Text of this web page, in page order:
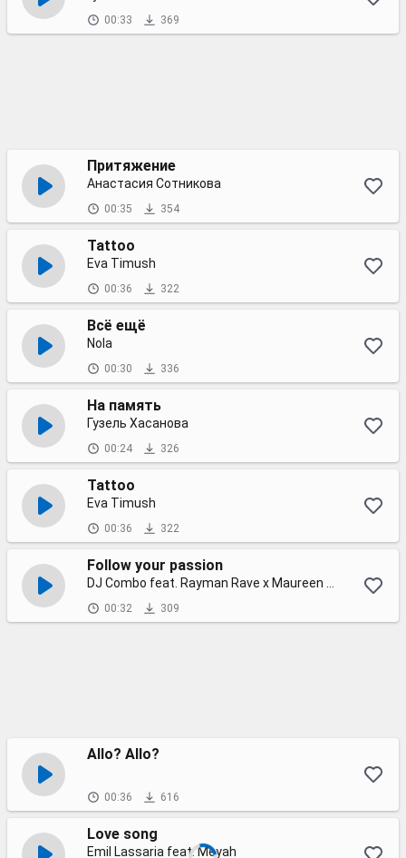
00:33 369
Притяжение
Анастасия Сотникова
00:35 354
Tattoo
Eva Timush
00:36 322
Всё ещё
Nola
00:30 336
На память
Гузель Хасанова
00:24 326
Tattoo
Eva Timush
00:36 322
Follow your passion
00:32 309
Allo? Allo?
00:36 616
Love song
Emil Lassaria feat. Meyah